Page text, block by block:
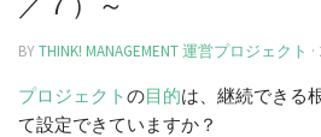
BYTHINK! MANAGEMENT 運営プロジェクト ·
プロジェクトの目的は、継続できる
て設定できていますか？